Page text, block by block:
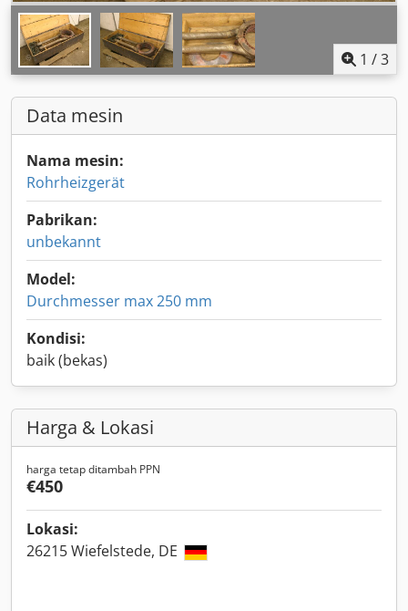
1 /3
Data mesin
Nama mesin:
Rohrheizgerät
Pabrikan:
unbekannt
Model:
Durchmesser max 250 mm
Kondisi:
baik (bekas)
Harga & Lokasi
harga tetap ditambah PPN
€450
Lokasi:
26215 Wiefelstede, DE